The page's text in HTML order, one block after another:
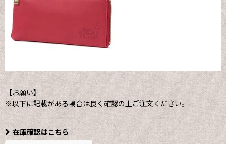
【お願い】
※以下に記載がある場合は良く確認の上ご注文ください。
在庫確認はこちら